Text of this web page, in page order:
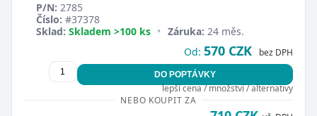
P/N: 2785
Číslo: #37378
Sklad: Skladem >100 ks • Záruka: 24 měs.
Od: 570 CZK bez DPH
DO POPTÁVKY
lepší cena / množství / alternativy
NEBO KOUPIT ZA